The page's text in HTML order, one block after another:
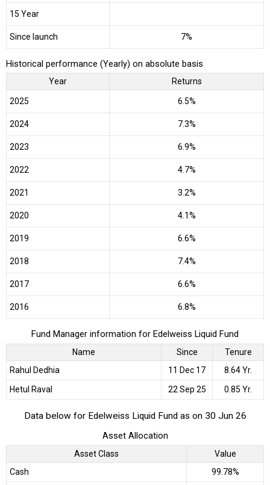
15 Year
Since launch 7%
Historical performance (Yearly) on absolute basis
Year Returns
2025 6.5%
2024 7.3%
2023 6.9%
2022 4.7%
2021 3.2%
2020 4.1%
2019 6.6%
2018 7.4%
2017 6.6%
2016 6.8%
Fund Manager information for Edelweiss Liquid Fund
Name Since
Tenure
Rahul Dedhia
11 Dec 17
8.64 Yr.
Hetul Raval
22 Sep 25 0.85 Yr.
Data below for Edelweiss Liquid Fund as on 30 Jun 26
Asset Allocation
Asset Class
Value
Cash
99.78%